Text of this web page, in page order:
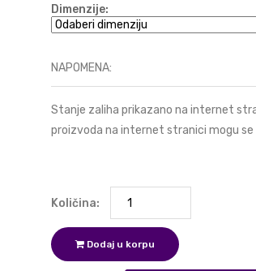
Dimenzije:
NAPOMENA:
Stanje zaliha prikazano na internet
proizvoda na internet stranici mogu
Količina:
Dodaj u korpu